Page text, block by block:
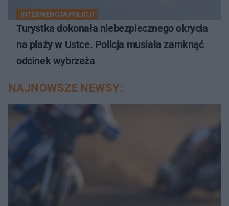
INTERWENCJA POLICJI
Turystka dokonała niebezpiecznego okrycia
na plaży w Ustce. Policja musiała zamknąć
odcinek wybrzeża
NAJNOWSZE NEWSY: